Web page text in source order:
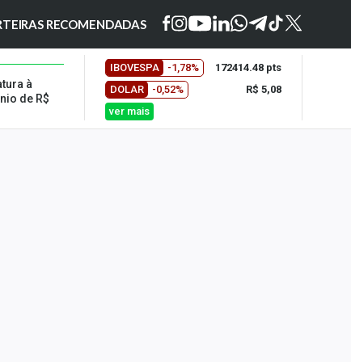
RECOMENDADAS
à
de R$
IBOVESPA -1,78%
172414.48 pts
DOLAR
-0,52%
R$ 5,08
ver mais